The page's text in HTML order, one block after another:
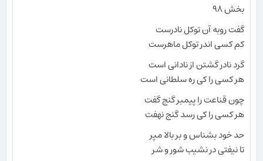
بخش ۹۸
گفت روبه آن توکل نادرست
کم کسی اندر توکل ماهرست
گرد نادر گشتن از نادانی است
هر کسی را کی ره سلطانی است
چون قناعت را پیمبر گنج گفت
هر کسی را کی رسد گنج نهفت
حد خود بشناس و بر بالا مپر
تا نیفتی در نشیب شور و شر